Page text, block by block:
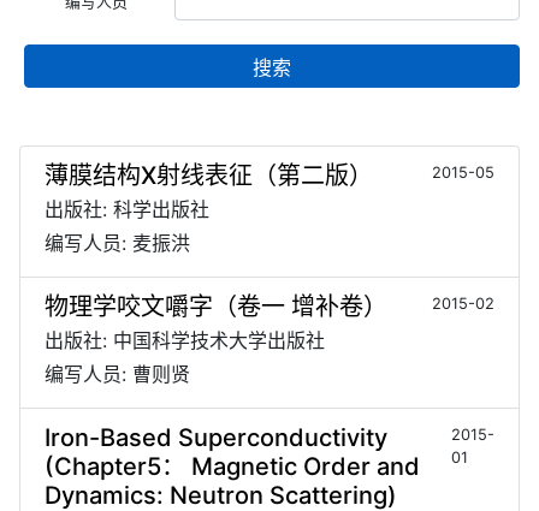
搜索
薄膜结构X射线表征（第二版） 2015-05
出版社: 科学出版社
编写人员: 麦振洪
物理学咬文嚼字（卷一 增补卷） 2015-02
出版社: 中国科学技术大学出版社
编写人员: 曹则贤
Iron-Based Superconductivity
(Chapter5： Magnetic Order and
Dynamics: Neutron Scattering)
2015-
01